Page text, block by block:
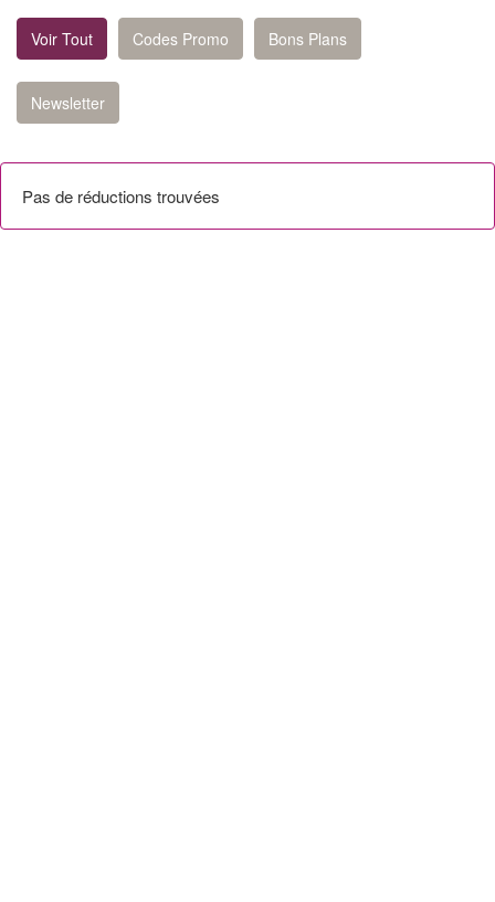
Voir Tout Codes Promo Bons Plans
Newsletter
Pas de réductions trouvées